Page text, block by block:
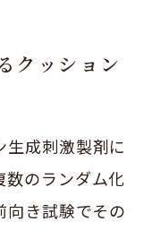
クッション
生成刺激製剤に
数のランダム化
向き試験でその